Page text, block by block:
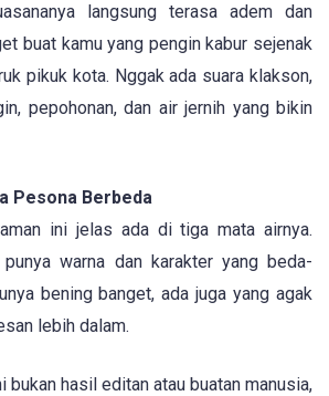
langsung terasa adem dan
buat kamu yang pengin kabur sejenak
pikuk kota. Nggak ada suara klakson,
pepohonan, dan air jernih yang bikin
Pesona Berbeda
ini jelas ada di tiga mata airnya.
punya warna dan karakter yang beda-
bening banget, ada juga yang agak
lebih dalam.
bukan hasil editan atau buatan manusia,